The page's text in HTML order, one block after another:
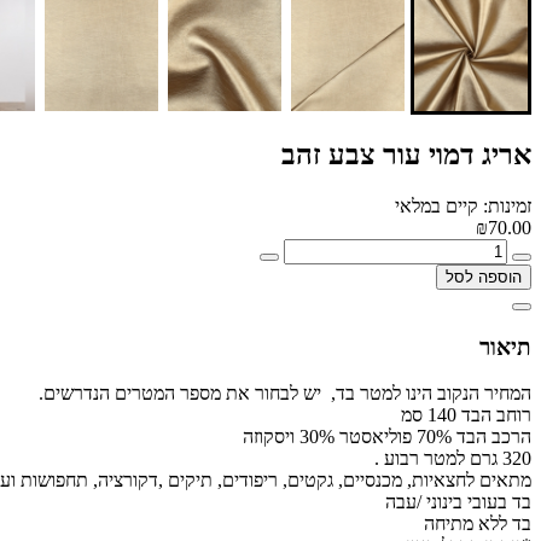
אריג דמוי עור צבע זהב
זמינות: קיים במלאי
₪70.00
הוספה לסל
תיאור
המחיר הנקוב הינו למטר בד, יש לבחור את מספר המטרים הנדרשים.
רוחב הבד 140 סמ
הרכב הבד 70% פוליאסטר 30% ויסקוזה
320 גרם למטר רבוע .
מתאים לחצאיות, מכנסיים, גקטים, ריפודים, תיקים ,דקורציה, תחפושות
בד בעובי בינוני /עבה
בד ללא מתיחה